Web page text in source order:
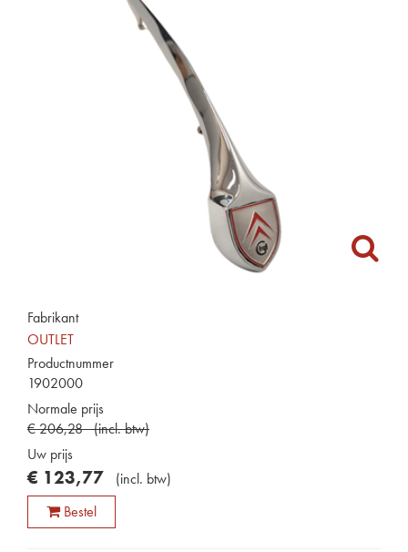
Fabrikant
OUTLET
Productnummer
1902000
Normale prijs
€206,28 (incl. btw)
Uw prijs
€ 123,77 (incl. btw)
Bestel